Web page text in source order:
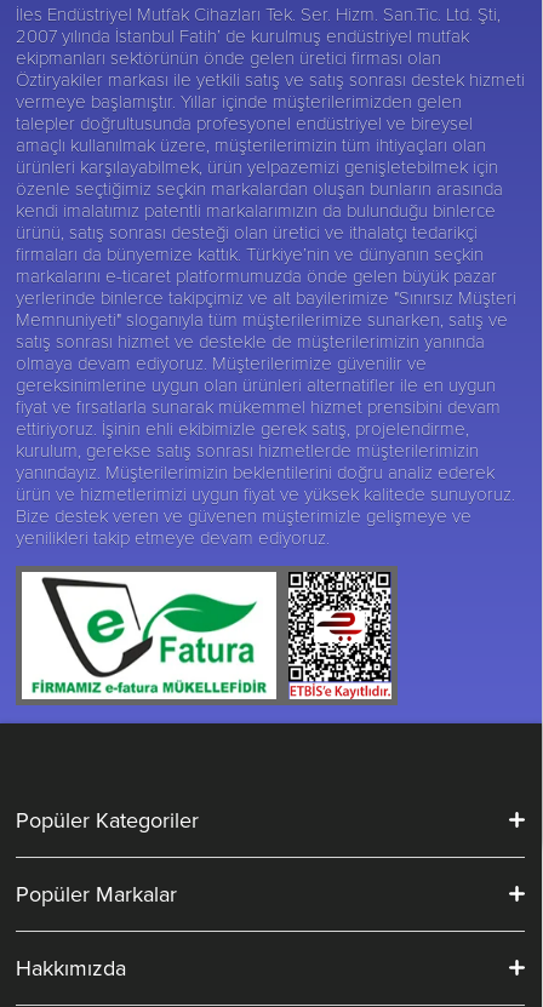
İles Endüstriyel Mutfak Cihazları Tek. Ser. Hizm. San.Tic. Ltd. Şti,
2007 yılında İstanbul Fatih’ de kurulmuş endüstriyel mutfak
ekipmanları sektörünün önde gelen üretici firması olan
Öztiryakiler markası ile yetkili satış ve satış sonrası destek hizmeti
vermeye başlamıştır. Yıllar içinde müşterilerimizden gelen
talepler doğrultusunda profesyonel endüstriyel ve bireysel
amaçlı kullanılmak üzere, müşterilerimizin tüm ihtiyaçları olan
ürünleri karşılayabilmek, ürün yelpazemizi genişletebilmek için
özenle seçtiğimiz seçkin markalardan oluşan bunların arasında
kendi imalatımız patentli markalarımızın da bulunduğu binlerce
ürünü, satış sonrası desteği olan üretici ve ithalatçı tedarikçi
firmaları da bünyemize kattık. Türkiye’nin ve dünyanın seçkin
markalarını e-ticaret platformumuzda önde gelen büyük pazar
yerlerinde binlerce takipçimiz ve alt bayilerimize "Sınırsız Müşteri
Memnuniyeti" sloganıyla tüm müşterilerimize sunarken, satış ve
satış sonrası hizmet ve destekle de müşterilerimizin yanında
olmaya devam ediyoruz. Müşterilerimize güvenilir ve
gereksinimlerine uygun olan ürünleri alternatifler ile en uygun
fiyat ve fırsatlarla sunarak mükemmel hizmet prensibini devam
ettiriyoruz. İşinin ehli ekibimizle gerek satış, projelendirme,
kurulum, gerekse satış sonrası hizmetlerde müşterilerimizin
yanındayız. Müşterilerimizin beklentilerini doğru analiz ederek
ürün ve hizmetlerimizi uygun fiyat ve yüksek kalitede sunuyoruz.
Bize destek veren ve güvenen müşterimizle gelişmeye ve
yenilikleri takip etmeye devam ediyoruz.
Popüler Kategoriler
Popüler Markalar
Hakkımızda